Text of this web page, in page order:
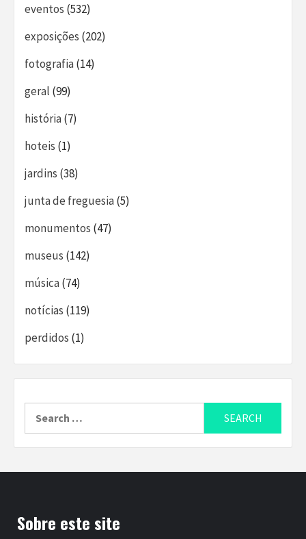
eventos (532)
exposições (202)
fotografia(14)
geral (99)
história(7)
hoteis (1)
jardins (38)
junta de freguesia(5)
monumentos (47)
museus (142)
música(74)
notícias (119)
perdidos (1)
for:
Sobre este site